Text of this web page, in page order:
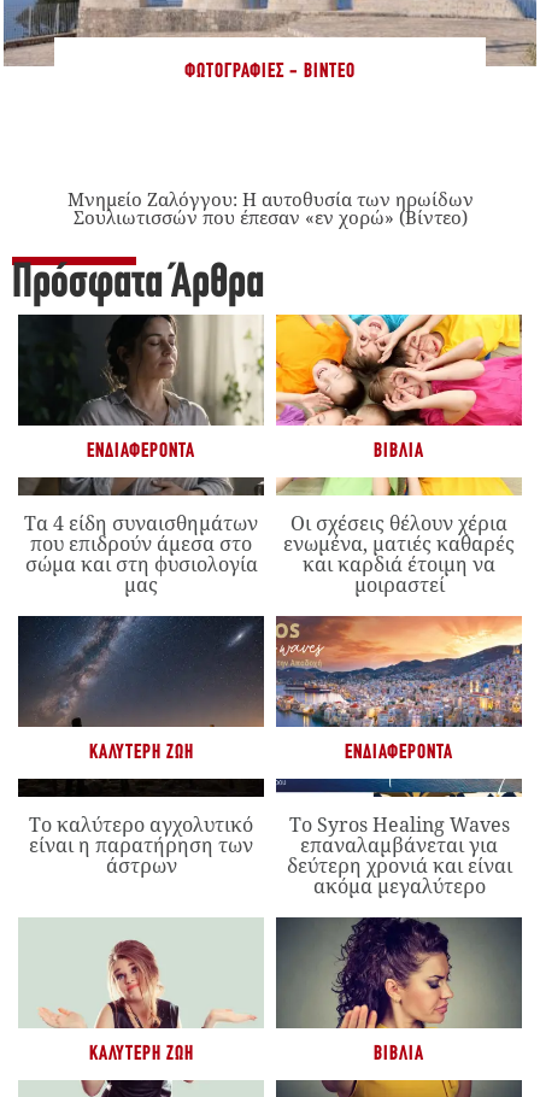
ΦΩΤΟΓΡΑΦΊΕΣ - ΒΊΝΤΕΟ
Μνημείο Ζαλόγγου: Η αυτοθυσία των ηρωίδων
Σουλιωτισσών που έπεσαν «εν χορώ» (Βίντεο)
Πρόσφατα Άρθρα
ΕΝΔΙΑΦΈΡΟΝΤΑ
Τα 4 είδη συναισθημάτων
που επιδρούν άμεσα στο
σώμα και στη φυσιολογία
μας
ΒΙΒΛΊΑ
Οι σχέσεις θέλουν χέρια
ενωμένα, ματιές καθαρές
και καρδιά έτοιμη να
μοιραστεί
ΚΑΛΎΤΕΡΗ ΖΩΉ
Το καλύτερο αγχολυτικό
είναι η παρατήρηση των
άστρων
ΕΝΔΙΑΦΈΡΟΝΤΑ
Το Syros Healing Waves
επαναλαμβάνεται για
δεύτερη χρονιά και είναι
ακόμα μεγαλύτερο
ΚΑΛΎΤΕΡΗ ΖΩΉ ΒΙΒΛΊΑ